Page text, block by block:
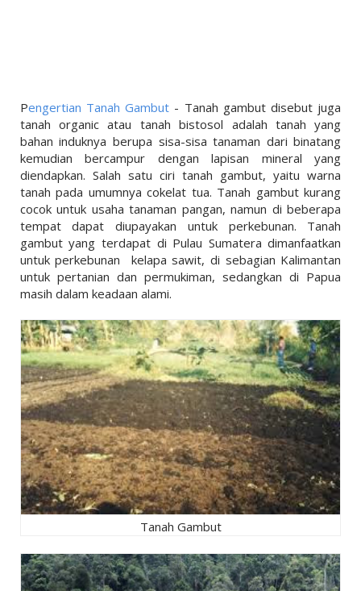
TEKNOLOGI
EKONOMI
OLAHRAGA
SOSIAL
ISLAM
Pengertian Tanah Gambut - Tanah gambut disebut juga
tanah organic atau tanah bistosol adalah tanah yang
bahan induknya berupa sisa-sisa tanaman dari binatang
kemudian bercampur dengan lapisan mineral yang
diendapkan. Salah satu ciri tanah gambut, yaitu warna
tanah pada umumnya cokelat tua. Tanah gambut kurang
cocok untuk usaha tanaman pangan, namun di beberapa
tempat dapat diupayakan untuk perkebunan. Tanah
gambut yang terdapat di Pulau Sumatera dimanfaatkan
untuk perkebunan
kelapa sawit, di sebagian Kalimantan
untuk pertanian dan permukiman, sedangkan di Papua
masih dalam keadaan alami.
Tanah Gambut